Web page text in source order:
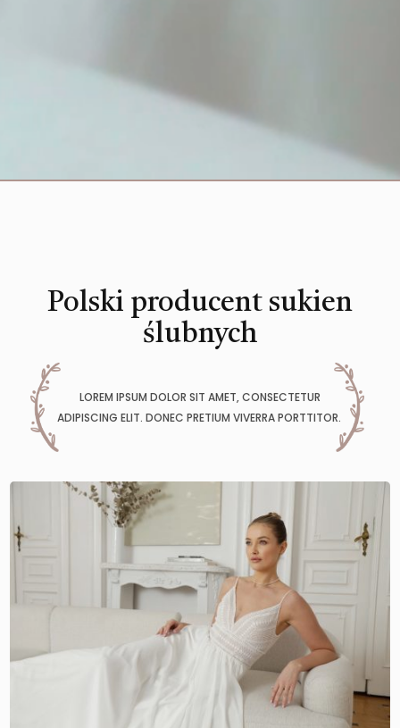
Polski producent sukien
ślubnych
LOREM IPSUM DOLOR SIT AMET, CONSECTETUR
ADIPISCING ELIT. DONEC PRETIUM VIVERRA PORTTITOR.